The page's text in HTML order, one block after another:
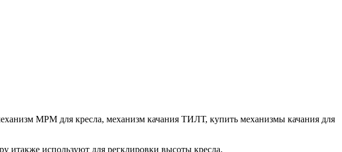
МРМ для кресла, механизм качания ТИЛТ, купить механизмы качания для
итакже используют для регклировки высоты кресла.